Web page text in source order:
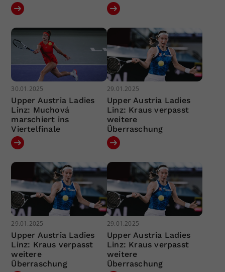
30.01.2025
Upper Austria Ladies
Linz: Muchová
marschiert ins
Viertelfinale
29.01.2025
Upper Austria Ladies
Linz: Kraus verpasst
weitere
Überraschung
29.01.2025
Upper Austria Ladies
Linz: Kraus verpasst
weitere
Überraschung
29.01.2025
Upper Austria Ladies
Linz: Kraus verpasst
weitere
Überraschung